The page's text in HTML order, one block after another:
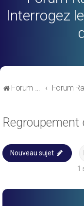
Interrogez
Forum de discussions sur le Regroupement de Crédits et le Rachat de Crédits
Regroupement
Nouveau sujet
1